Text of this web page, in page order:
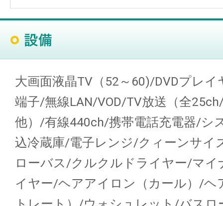
大画面液晶TV（52～60)/DVDプレイ
端子/無線LAN/VOD/TV放送（全
他）/有線440ch/携帯電話充電器/シ
込冷蔵庫/電子レンジ/クィーンサイ
ローバス/クルクルドライヤー/マイ
イヤー/ヘアアイロン（カール）/ヘ